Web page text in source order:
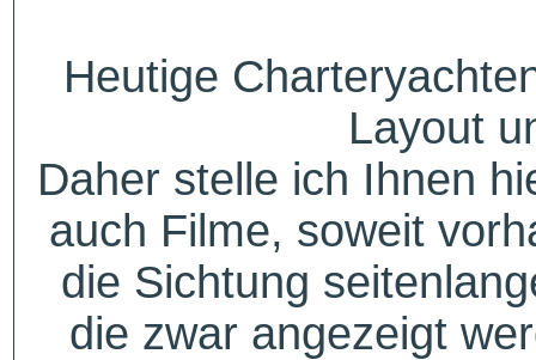
Heutige
Layout
Daher stelle ich Ihnen
auch Filme, soweit
die Sichtung
die zwar angezeigt